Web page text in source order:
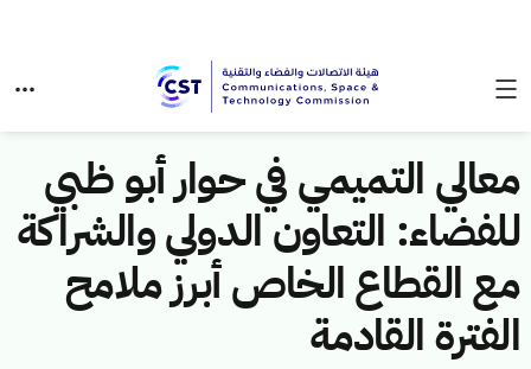
معالي التميمي في حوار أبو ظبي
للفضاء: التعاون الدولي والشراكة
مع القطاع الخاص أبرز ملامح
الفترة القادمة